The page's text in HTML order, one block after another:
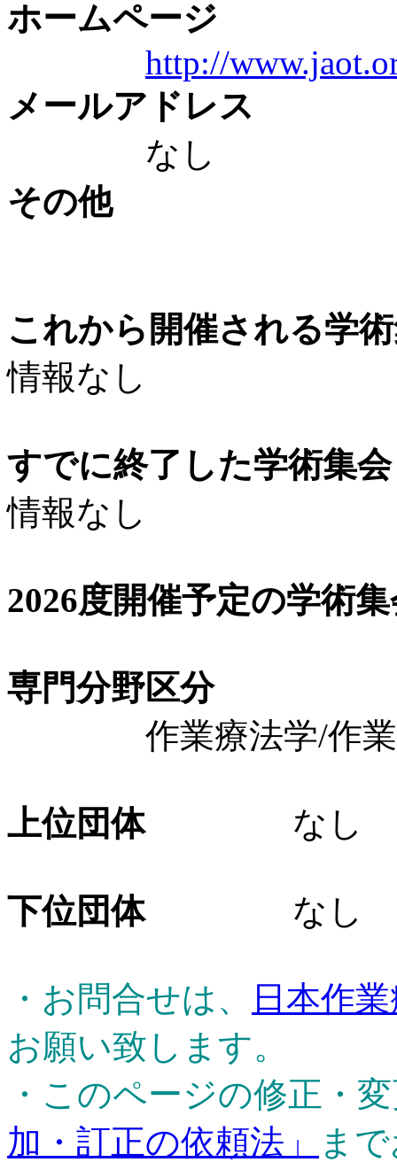
ホームページ
http://
メールアドレス
なし
その他
これから開催される学
情報なし
すでに終了した学術集
情報なし
2026度開催予定の学術
専門分野区分
作業療法学/作業療
上位団体なし
下位団体なし
・お問合せは、
日本作
お願い致します。
・このページの修正・
加・訂正の依頼法」
ま